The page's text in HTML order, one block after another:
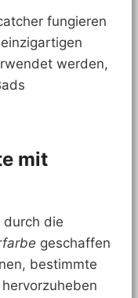
fungieren
werden,
mit
durch die
geschaffen
bestimmte